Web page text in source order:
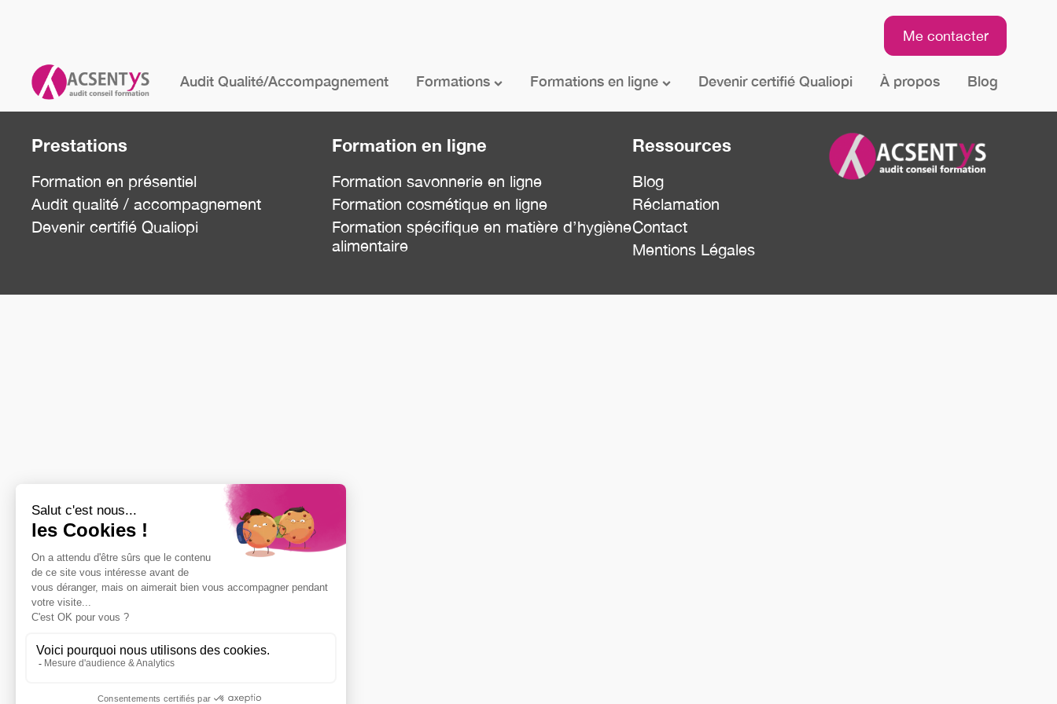
Me contacter
Audit Qualité/Accompagnement Formations Formations en ligne Devenir certifié Qualiopi À propos Blog
Prestations
Formation en présentiel
Audit qualité / accompagnement
Devenir certifié Qualiopi
Formation en ligne
Formation savonnerie en ligne
Formation cosmétique en ligne
Formation spécifique en matière d’hygiène
alimentaire
Ressources
Blog
Réclamation
Contact
Mentions Légales